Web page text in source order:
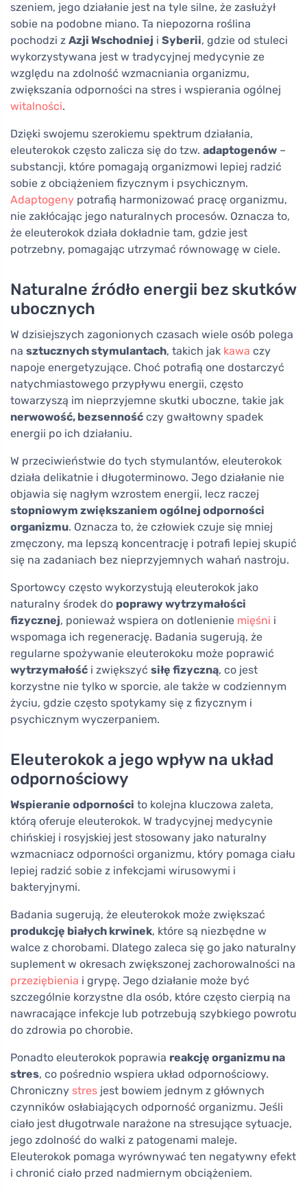
szeniem, jego działanie jest na tyle silne, że zasłużył
sobie na podobne miano. Ta niepozorna roślina
pochodzi z Azji Wschodniej i Syberii, gdzie od stuleci
wykorzystywana jest w tradycyjnej medycynie ze
względu na zdolność wzmacniania organizmu,
zwiększania odporności na stres i wspierania ogólnej
witalności.
Dzięki swojemu szerokiemu spektrum działania,
eleuterokok często zalicza się do tzw. adaptogenów –
substancji, które pomagają organizmowi lepiej radzić
sobie z obciążeniem fizycznym i psychicznym.
Adaptogeny potrafią harmonizować pracę organizmu,
nie zakłócając jego naturalnych procesów. Oznacza to,
że eleuterokok działa dokładnie tam, gdzie jest
potrzebny, pomagając utrzymać równowagę w ciele.
Naturalne źródło energii bez skutków
ubocznych
W dzisiejszych zagonionych czasach wiele osób polega
na sztucznych stymulantach, takich jak kawa czy
napoje energetyzujące. Choć potrafią one dostarczyć
natychmiastowego przypływu energii, często
towarzyszą im nieprzyjemne skutki uboczne, takie jak
nerwowość, bezsenność czy gwałtowny spadek
energii po ich działaniu.
W przeciwieństwie do tych stymulantów, eleuterokok
działa delikatnie i długoterminowo. Jego działanie nie
objawia się nagłym wzrostem energii, lecz raczej
stopniowym zwiększaniem ogólnej odporności
organizmu. Oznacza to, że człowiek czuje się mniej
zmęczony, ma lepszą koncentrację i potrafi lepiej skupić
się na zadaniach bez nieprzyjemnych wahań nastroju.
Sportowcy często wykorzystują eleuterokok jako
naturalny środek do poprawy wytrzymałości
fizycznej, ponieważ wspiera on dotlenienie mięśni i
wspomaga ich regenerację. Badania sugerują, że
regularne spożywanie eleuterokoku może poprawić
wytrzymałość i zwiększyć siłę fizyczną, co jest
korzystne nie tylko w sporcie, ale także w codziennym
życiu, gdzie często spotykamy się z fizycznym i
psychicznym wyczerpaniem.
Eleuterokok a jego wpływ na układ
odpornościowy
Wspieranie odporności to kolejna kluczowa zaleta,
którą oferuje eleuterokok. W tradycyjnej medycynie
chińskiej i rosyjskiej jest stosowany jako naturalny
wzmacniacz odporności organizmu, który pomaga ciału
lepiej radzić sobie z infekcjami wirusowymi i
bakteryjnymi.
Badania sugerują, że eleuterokok może zwiększać
produkcję białych krwinek, które są niezbędne w
walce z chorobami. Dlatego zaleca się go jako naturalny
suplement w okresach zwiększonej zachorowalności na
przeziębienia i grypę. Jego działanie może być
szczególnie korzystne dla osób, które często cierpią na
nawracające infekcje lub potrzebują szybkiego powrotu
do zdrowia po chorobie.
Ponadto eleuterokok poprawia reakcję organizmu na
stres, co pośrednio wspiera układ odpornościowy.
Chroniczny stres jest bowiem jednym z głównych
czynników osłabiających odporność organizmu. Jeśli
ciało jest długotrwale narażone na stresujące sytuacje,
jego zdolność do walki z patogenami maleje.
Eleuterokok pomaga wyrównywać ten negatywny efekt
i chronić ciało przed nadmiernym obciążeniem.